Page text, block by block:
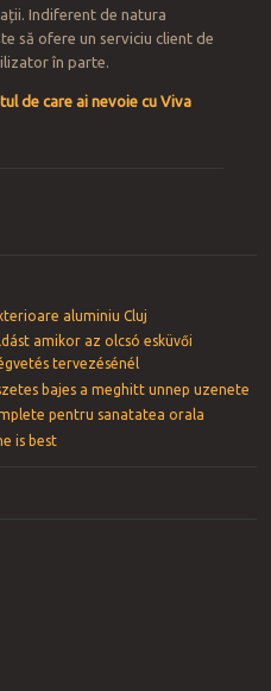
Indiferent de natura
să ofere un serviciu client de
în parte.
de care ai nevoie cu Viva
aluminiu Cluj
amikor az olcsó esküvői
tervezésénél
bajes a meghitt unnep uzenete
pentru sanatatea orala
is best